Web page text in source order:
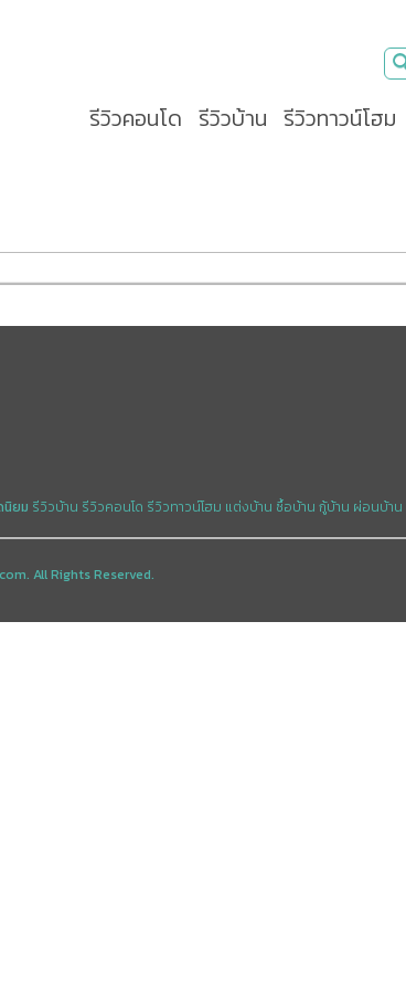
รีวิวคอนโด รีวิวบ้าน รีวิวทาวน์โฮม
นิยม รีวิวบ้าน รีวิวคอนโด รีวิวทาวน์โฮม แต่งบ้าน ซื้อบ้าน กู้บ้าน ผ่อนบ้าน
All Rights Reserved.